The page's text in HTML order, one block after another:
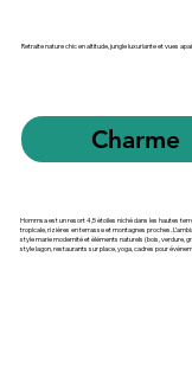
Retraite nature chic en altitude, jungle luxuriante et vues
Charme
Hommsa est un resort 4,5 étoiles niché dans les hautes
tropicale, rizières en terrasse et montagnes proches.
style marie modernité et éléments naturels (bois, verdure,
style lagon, restaurants sur place, yoga, cadres pour